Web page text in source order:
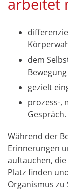
dem
Bewegung
gezielt
prozess-,
Gespräch.
Während der
Erinnerungen
auftauchen,
Platz finden
Organismus